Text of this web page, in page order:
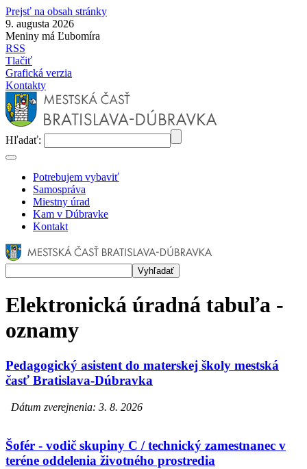
Prejsť na obsah stránky
9. augusta 2026
Meniny má Ľubomíra
RSS
Tlačiť
Grafická verzia
Kontakty
Hľadať:
Potrebujem vybaviť
Samospráva
Miestny úrad
Kam v Dúbravke
Kontakt
Elektronická úradná tabuľa -
oznamy
Pedagogický asistent do materskej školy mestská
časť Bratislava-Dúbravka
Dátum zverejnenia: 3. 8. 2026
Šofér - vodič skupiny C / technický zamestnanec v
teréne oddelenia životného prostredia